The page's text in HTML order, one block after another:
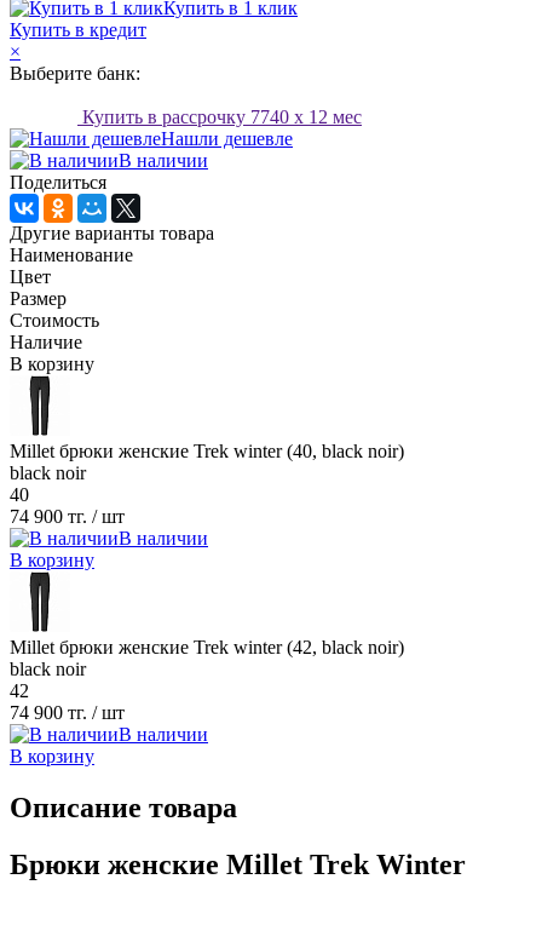
Купить в 1 клик
Купить в кредит
×
Выберите банк:
Купить в рассрочку 7740 x 12 мес
Нашли дешевле
В наличии
Поделиться
Другие варианты товара
Наименование
Цвет
Размер
Стоимость
Наличие
В корзину
Millet брюки женские Trek winter (40, black noir)
black noir
40
74 900 тг. / шт
В наличии
В корзину
Millet брюки женские Trek winter (42, black noir)
black noir
42
74 900 тг. / шт
В наличии
В корзину
Описание товара
Брюки женские Millet Trek Winter